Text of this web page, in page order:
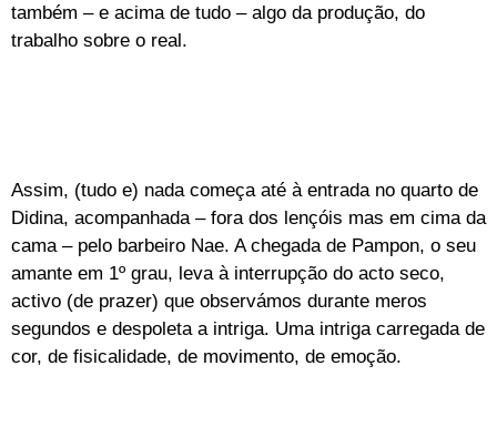
também – e acima de tudo – algo da produção, do
trabalho sobre o real.
Assim, (tudo e) nada começa até à entrada no quarto de
Didina, acompanhada – fora dos lençóis mas em cima da
cama – pelo barbeiro Nae. A chegada de Pampon, o seu
amante em 1º grau, leva à interrupção do acto seco,
activo (de prazer) que observámos durante meros
segundos e despoleta a intriga. Uma intriga carregada de
cor, de fisicalidade, de movimento, de emoção.